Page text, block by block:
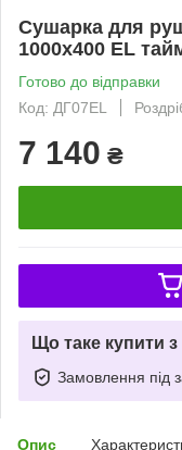
Сушарка для
1000х400 EL
Готово до відправки
Код: ДГ07EL
7 140 ₴
Що таке купити
Замовлення під
Опис